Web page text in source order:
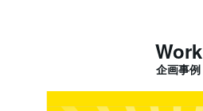
Work
企画事例